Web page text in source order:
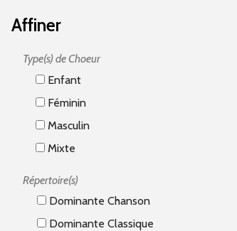
Affiner
Type(s) de Choeur
Enfant
Féminin
Masculin
Mixte
Répertoire(s)
Dominante Chanson
Dominante Classique